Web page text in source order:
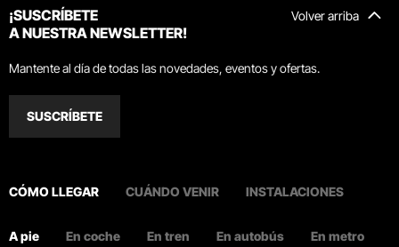
Volver arriba
¡SUSCRÍBETE
A NUESTRA NEWSLETTER!
Mantente al día de todas las novedades, eventos y ofertas.
SUSCRÍBETE
CÓMO LLEGAR CUÁNDO VENIR INSTALACIONES
A pie En coche En tren En autobús En metro